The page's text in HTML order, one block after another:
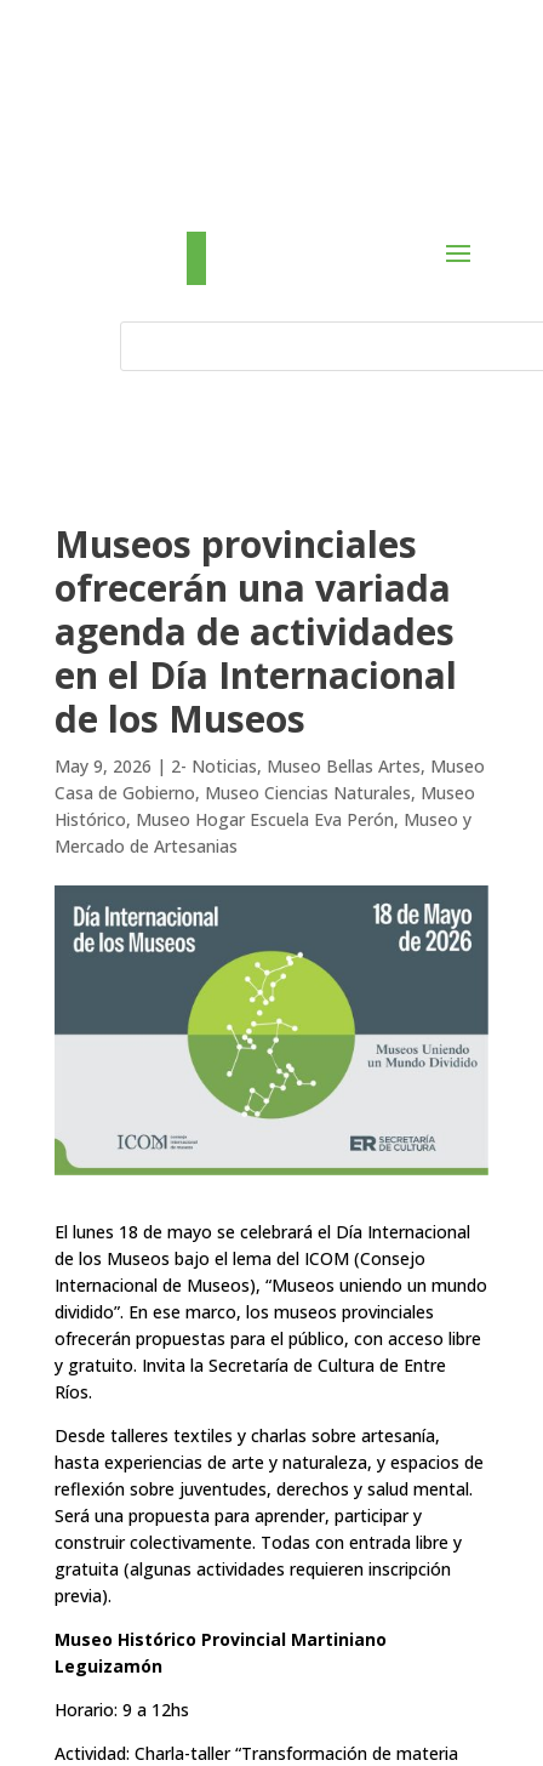
Museos provinciales
ofrecerán una variada
agenda de actividades
en el Día Internacional
de los Museos
May 9, 2026 | 2- Noticias, Museo Bellas Artes, Museo
Casa de Gobierno, Museo Ciencias Naturales, Museo
Histórico, Museo Hogar Escuela Eva Perón, Museo y
Mercado de Artesanias
El lunes 18 de mayo se celebrará el Día Internacional
de los Museos bajo el lema del ICOM (Consejo
Internacional de Museos), “Museos uniendo un mundo
dividido”. En ese marco, los museos provinciales
ofrecerán propuestas para el público, con acceso libre
y gratuito. Invita la Secretaría de Cultura de Entre
Ríos.
Desde talleres textiles y charlas sobre artesanía,
hasta experiencias de arte y naturaleza, y espacios de
reflexión sobre juventudes, derechos y salud mental.
Será una propuesta para aprender, participar y
construir colectivamente. Todas con entrada libre y
gratuita (algunas actividades requieren inscripción
previa).
Museo Histórico Provincial Martiniano
Leguizamón
Horario: 9 a 12hs
Actividad: Charla-taller “Transformación de materia